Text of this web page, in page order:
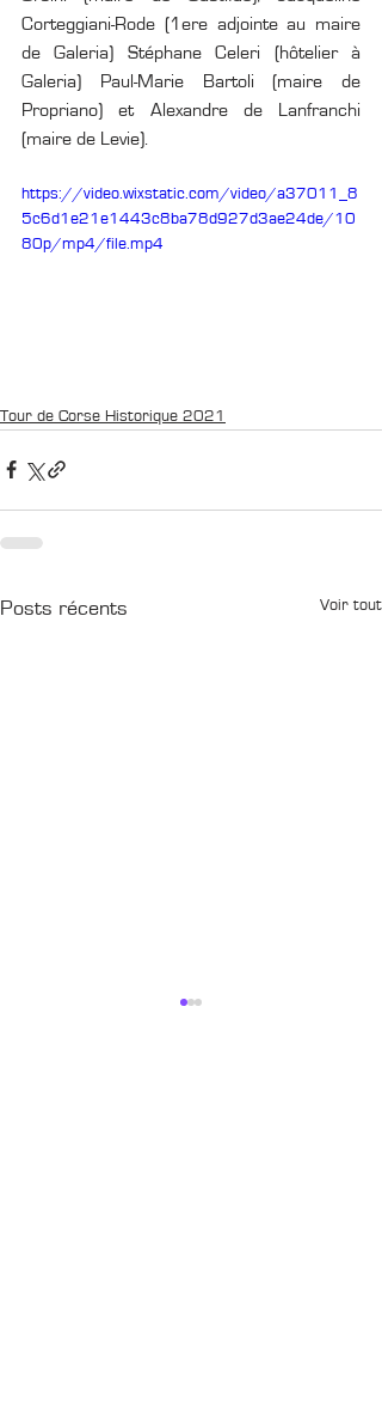
Corteggiani-Rode (1ere adjointe au maire
de Galeria) Stéphane Celeri (hôtelier à
Galeria) Paul-Marie Bartoli (maire de
Propriano) et Alexandre de Lanfranchi
(maire de Levie).
https://video.wixstatic.com/video/a37011_8
5c6d1e21e1443c8ba78d927d3ae24de/10
80p/mp4/file.mp4
Tour de Corse Historique 2021
Posts récents Voir tout